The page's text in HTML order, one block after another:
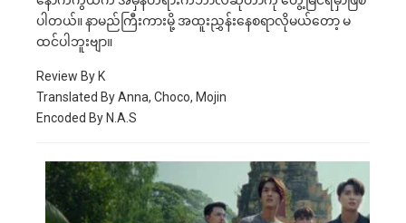
ပါတယ်။ နာမည်ကြီးကားမို့ အထူးညွှန်းနေစရာလိုမယ်တော့ မ
ထင်ပါဘူးဗျာ။
Review By K
Translated By Anna, Choco, Mojin
Encoded By N.A.S